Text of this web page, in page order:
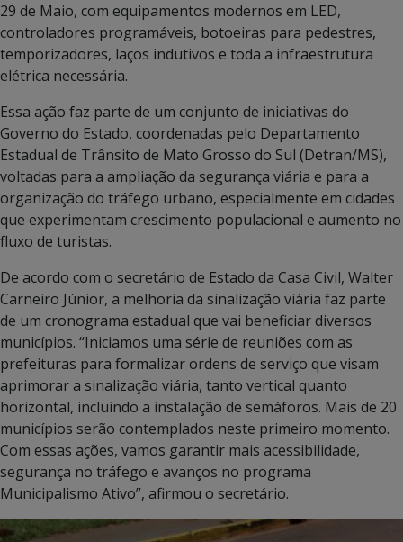
29 de Maio, com equipamentos modernos em LED,
controladores programáveis, botoeiras para pedestres,
temporizadores, laços indutivos e toda a infraestrutura
elétrica necessária.
Essa ação faz parte de um conjunto de iniciativas do
Governo do Estado, coordenadas pelo Departamento
Estadual de Trânsito de Mato Grosso do Sul (Detran/MS),
voltadas para a ampliação da segurança viária e para a
organização do tráfego urbano, especialmente em cidades
que experimentam crescimento populacional e aumento no
fluxo de turistas.
De acordo com o secretário de Estado da Casa Civil, Walter
Carneiro Júnior, a melhoria da sinalização viária faz parte
de um cronograma estadual que vai beneficiar diversos
municípios. “Iniciamos uma série de reuniões com as
prefeituras para formalizar ordens de serviço que visam
aprimorar a sinalização viária, tanto vertical quanto
horizontal, incluindo a instalação de semáforos. Mais de 20
municípios serão contemplados neste primeiro momento.
Com essas ações, vamos garantir mais acessibilidade,
segurança no tráfego e avanços no programa
Municipalismo Ativo”, afirmou o secretário.